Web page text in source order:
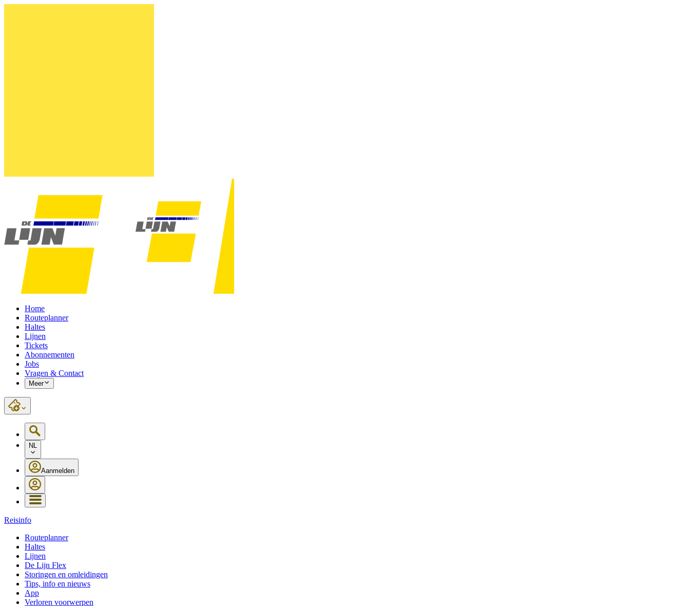
Home
Routeplanner
Haltes
Lijnen
Tickets
Abonnementen
Jobs
Vragen & Contact
Meer
NL
Aanmelden
Reisinfo
Routeplanner
Haltes
Lijnen
De Lijn Flex
Storingen en omleidingen
Tips, info en nieuws
App
Verloren voorwerpen